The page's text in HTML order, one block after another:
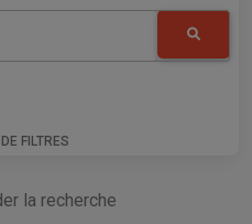
FILTRES
la recherche